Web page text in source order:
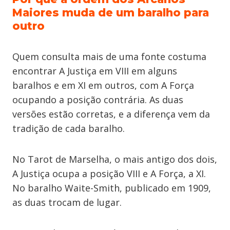
Maiores muda de um baralho para
outro
Quem consulta mais de uma fonte costuma
encontrar A Justiça em VIII em alguns
baralhos e em XI em outros, com A Força
ocupando a posição contrária. As duas
versões estão corretas, e a diferença vem da
tradição de cada baralho.
No Tarot de Marselha, o mais antigo dos dois,
A Justiça ocupa a posição VIII e A Força, a XI.
No baralho Waite-Smith, publicado em 1909,
as duas trocam de lugar.